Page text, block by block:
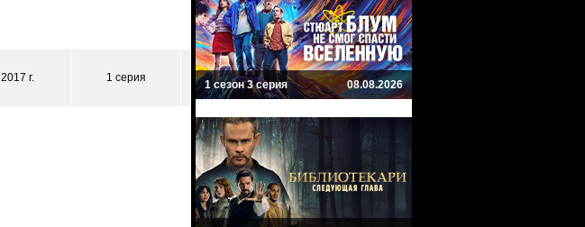
2017 г. 1 серия
1 сезон 3 серия 08.08.2026